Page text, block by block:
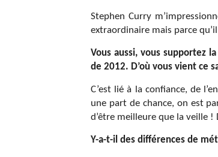
Stephen Curry
extraordinaire mais parce
Vous aussi, vous supportez
de 2012. D’où vous vient ce
C’est lié à la confiance, de
une part de chance, on est
d’être meilleure que la veille
Y-a-t-il des différences de